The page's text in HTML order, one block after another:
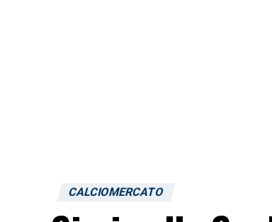
CALCIOMERCATO